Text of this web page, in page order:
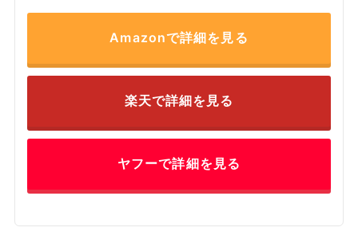
Amazonで詳細を見る
楽天で詳細を見る
ヤフーで詳細を見る